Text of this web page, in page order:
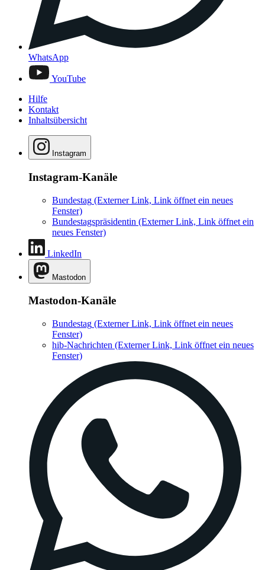
WhatsApp
YouTube
Hilfe
Kontakt
Inhaltsübersicht
Instagram
Instagram-Kanäle
Bundestag (Externer Link, Link öffnet ein neues
Fenster)
Bundestagspräsidentin (Externer Link, Link öffnet ein
neues Fenster)
LinkedIn
Mastodon
Mastodon-Kanäle
Bundestag (Externer Link, Link öffnet ein neues
Fenster)
hib-Nachrichten (Externer Link, Link öffnet ein neues
Fenster)